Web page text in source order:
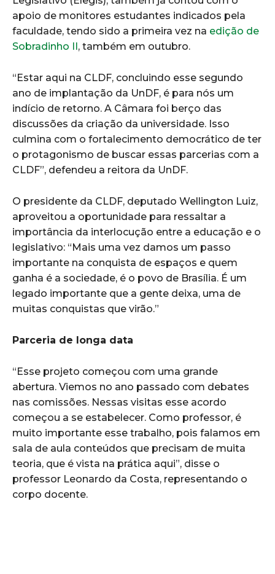
apoio de monitores estudantes indicados pela
faculdade, tendo sido a primeira vez na edição de
Sobradinho II , também em outubro.
“Estar aqui na CLDF, concluindo esse segundo
ano de implantação da UnDF, é para nós um
indício de retorno. A Câmara foi berço das
discussões da criação da universidade. Isso
culmina com o fortalecimento democrático de ter
o protagonismo de buscar essas parcerias com a
CLDF”, defendeu a reitora da UnDF.
O presidente da CLDF, deputado Wellington Luiz,
aproveitou a oportunidade para ressaltar a
importância da interlocução entre a educação e o
legislativo: “Mais uma vez damos um passo
importante na conquista de espaços e quem
ganha é a sociedade, é o povo de Brasília. É um
legado importante que a gente deixa, uma de
muitas conquistas que virão.”
Parceria de longa data
“Esse projeto começou com uma grande
abertura. Viemos no ano passado com debates
nas comissões. Nessas visitas esse acordo
começou a se estabelecer. Como professor, é
muito importante esse trabalho, pois falamos em
sala de aula conteúdos que precisam de muita
teoria, que é vista na prática aqui”, disse o
professor Leonardo da Costa, representando o
corpo docente.